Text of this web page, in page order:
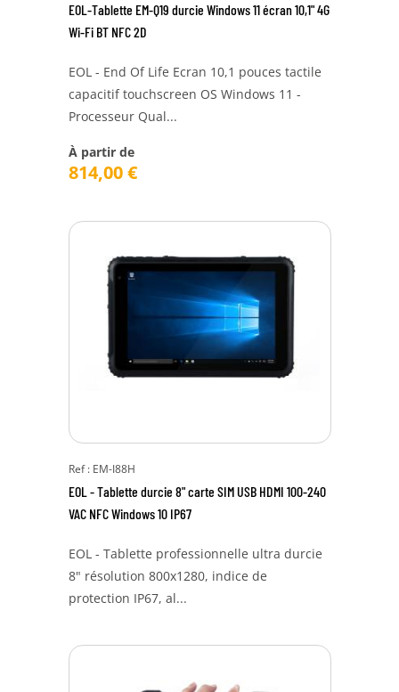
EOL-Tablette EM-Q19 durcie Windows 11 écran 10,1" 4G
Wi-Fi BT NFC 2D
EOL - End Of Life Ecran 10,1 pouces tactile
capacitif touchscreen OS Windows 11 -
Processeur Qual...
À partir de
814,00€
Ref : EM-I88H
EOL - Tablette durcie 8" carte SIM USB HDMI 100-240
VAC NFC Windows 10 IP67
EOL - Tablette professionnelle ultra durcie
8" résolution 800x1280, indice de
protection IP67, al...